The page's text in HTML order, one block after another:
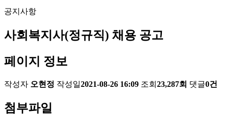
공지사항
사회복지사(정규직) 채용 공고
페이지 정보
작성자 오현정 작성일2021-08-26 16:09 조회 23,287회 댓글0건
첨부파일